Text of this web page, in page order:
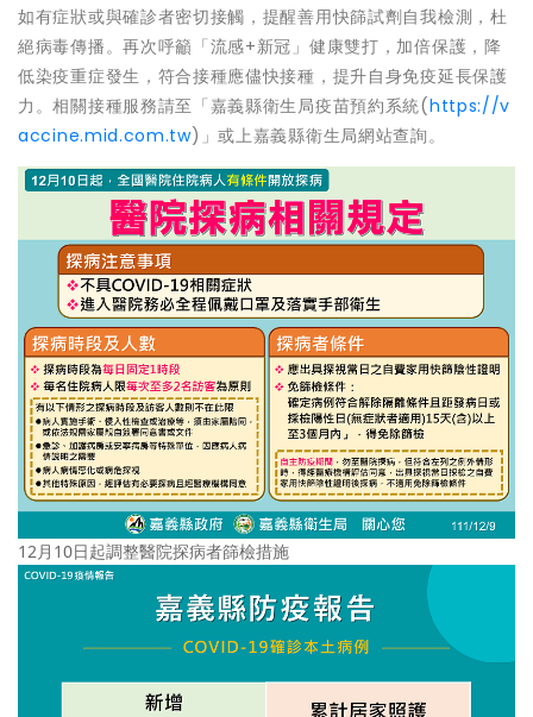
如有症狀或與確診者密切接觸，提醒善用快篩試劑自我檢測，杜
絕病毒傳播。再次呼籲「流感+新冠」健康雙打，加倍保護，降
低染疫重症發生，符合接種應儘快接種，提升自身免疫延長保護
力。相關接種服務請至「嘉義縣衛生局疫苗預約系統(https://v
accine.mid.com.tw)」或上嘉義縣衛生局網站查詢。
12月10日起調整醫院探病者篩檢措施